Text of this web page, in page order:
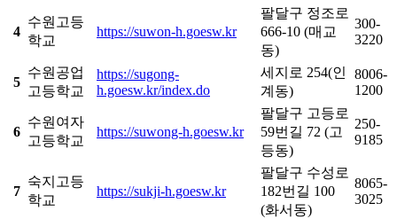
4
수원고등
학교
https://suwon-h.goesw.kr
팔달구 정조로
666-10 (매교
동)
300-
3220
5
수원공업
고등학교
https://sugong-
h.goesw.kr/index.do
세지로 254(인
계동)
8006-
1200
6
수원여자
고등학교
https://suwong-h.goesw.kr
팔달구 고등로
59번길 72 (고
등동)
250-
9185
7
숙지고등
학교
https://sukji-h.goesw.kr
팔달구 수성로
182번길 100
(화서동)
8065-
3025